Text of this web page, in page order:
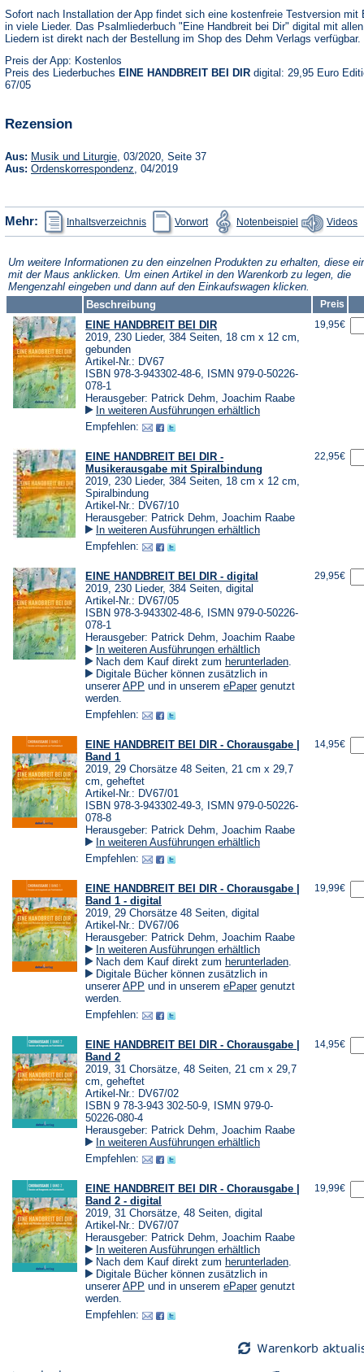
neuen
Tab)
Sofort nach Installation der App findet sich eine kostenfreie Testversion mit
in viele Lieder. Das Psalmliederbuch "Eine Handbreit bei Dir" digital mit
Liedern ist direkt nach der Bestellung im Shop des Dehm Verlags verfügbar.
Preis der App: Kostenlos
Preis des Liederbuches EINE HANDBREIT BEI DIR digital: 29,95 Euro
67/05
Rezension
Aus: Musik und Liturgie(Öffnet
in
, 03/2020, Seite 37
Aus: Ordenskorrespondenz (Öffnet
, 04/2019
Mehr: Inhaltsverzeichnis
(Öffnet
in
einem
Tab)
Vorwort
(Öffnet
in
einem
Tab)
Notenbeispiel
(Öffnet
in
einem
Tab)
Videos
Um weitere Informationen zu den einzelnen Produkten zu erhalten, diese
mit der Maus anklicken. Um einen Artikel in den Warenkorb zu legen, die
Mengenzahl eingeben und dann auf den Einkaufswagen klicken.
Beschreibung
Preis
EINE HANDBREIT BEI DIR
2019, 230 Lieder, 384 Seiten, 18 cm x 12 cm,
gebunden
Artikel-Nr.: DV67
ISBN 978-3-943302-48-6, ISMN 979-0-50226-
078-1
Herausgeber: Patrick Dehm, Joachim Raabe
In weiteren Ausführungen erhältlich
Empfehlen:
19,95€
EINE HANDBREIT BEI DIR -
Musikerausgabe mit Spiralbindung
2019, 230 Lieder, 384 Seiten, 18 cm x 12 cm,
Spiralbindung
Artikel-Nr.: DV67/10
Herausgeber: Patrick Dehm, Joachim Raabe
In weiteren Ausführungen erhältlich
Empfehlen:
22,95€
EINE HANDBREIT BEI DIR - digital
2019, 230 Lieder, 384 Seiten, digital
Artikel-Nr.: DV67/05
ISBN 978-3-943302-48-6, ISMN 979-0-50226-
078-1
Herausgeber: Patrick Dehm, Joachim Raabe
In weiteren Ausführungen erhältlich
Nach dem Kauf direkt zum herunterladen(Öffnet
einem
.
Digitale Bücher können zusätzlich in
unsererAPP (Öffnet
neuen
und in unserem ePaper(Öffnet
genutzt
werden.
Empfehlen:
29,95€
EINE HANDBREIT BEI DIR - Chorausgabe |
Band 1
2019, 29 Chorsätze 48 Seiten, 21 cm x 29,7
cm, geheftet
Artikel-Nr.: DV67/01
ISBN 978-3-943302-49-3, ISMN 979-0-50226-
078-8
Herausgeber: Patrick Dehm, Joachim Raabe
In weiteren Ausführungen erhältlich
Empfehlen:
14,95€
EINE HANDBREIT BEI DIR - Chorausgabe |
Band 1 - digital
2019, 29 Chorsätze 48 Seiten, digital
Artikel-Nr.: DV67/06
Herausgeber: Patrick Dehm, Joachim Raabe
In weiteren Ausführungen erhältlich
Nach dem Kauf direkt zum herunterladen(Öffnet
einem
.
Digitale Bücher können zusätzlich in
unsererAPP (Öffnet
neuen
und in unserem ePaper(Öffnet
genutzt
werden.
Empfehlen:
19,99€
EINE HANDBREIT BEI DIR - Chorausgabe |
Band 2
2019, 31 Chorsätze, 48 Seiten, 21 cm x 29,7
cm, geheftet
Artikel-Nr.: DV67/02
ISBN 9 78-3-943 302-50-9, ISMN 979-0-
50226-080-4
Herausgeber: Patrick Dehm, Joachim Raabe
In weiteren Ausführungen erhältlich
Empfehlen:
14,95€
EINE HANDBREIT BEI DIR - Chorausgabe |
Band 2 - digital
2019, 31 Chorsätze, 48 Seiten, digital
Artikel-Nr.: DV67/07
Herausgeber: Patrick Dehm, Joachim Raabe
In weiteren Ausführungen erhältlich
Nach dem Kauf direkt zum herunterladen(Öffnet
einem
.
Digitale Bücher können zusätzlich in
unsererAPP (Öffnet
neuen
und in unserem ePaper(Öffnet
genutzt
werden.
Empfehlen:
19,99€